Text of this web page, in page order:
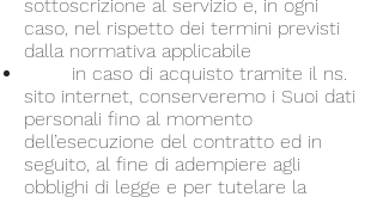
sottoscrizione al servizio e, in ogni
caso, nel rispetto dei termini previsti
dalla normativa applicabile
in caso di acquisto tramite il ns.
sito internet, conserveremo i Suoi dati
personali fino al momento
dell’esecuzione del contratto ed in
seguito, al fine di adempiere agli
obblighi di legge e per tutelare la